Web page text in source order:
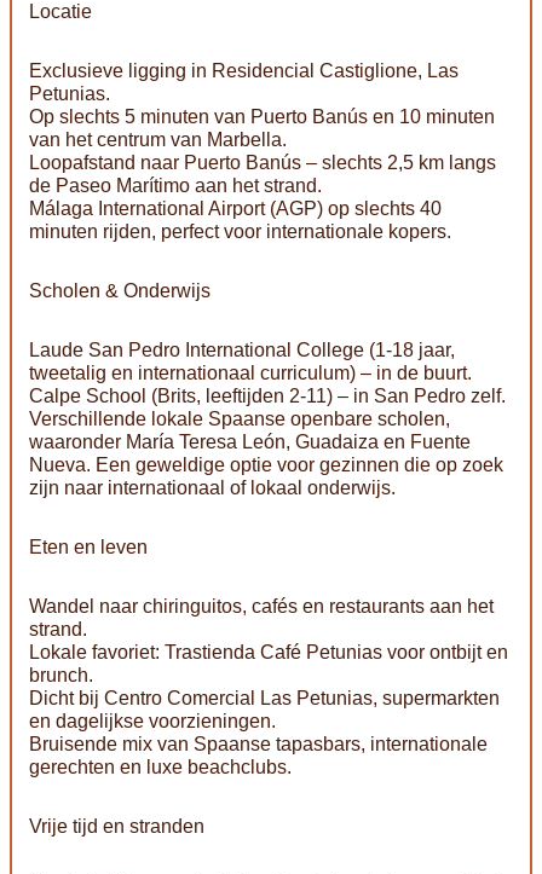
Locatie
Exclusieve ligging in Residencial Castiglione, Las
Petunias.
Op slechts 5 minuten van Puerto Banús en 10 minuten
van het centrum van Marbella.
Loopafstand naar Puerto Banús – slechts 2,5 km langs
de Paseo Marítimo aan het strand.
Málaga International Airport (AGP) op slechts 40
minuten rijden, perfect voor internationale kopers.
Scholen & Onderwijs
Laude San Pedro International College (1-18 jaar,
tweetalig en internationaal curriculum) – in de buurt.
Calpe School (Brits, leeftijden 2-11) – in San Pedro zelf.
Verschillende lokale Spaanse openbare scholen,
waaronder María Teresa León, Guadaiza en Fuente
Nueva. Een geweldige optie voor gezinnen die op zoek
zijn naar internationaal of lokaal onderwijs.
Eten en leven
Wandel naar chiringuitos, cafés en restaurants aan het
strand.
Lokale favoriet: Trastienda Café Petunias voor ontbijt en
brunch.
Dicht bij Centro Comercial Las Petunias, supermarkten
en dagelijkse voorzieningen.
Bruisende mix van Spaanse tapasbars, internationale
gerechten en luxe beachclubs.
Vrije tijd en stranden